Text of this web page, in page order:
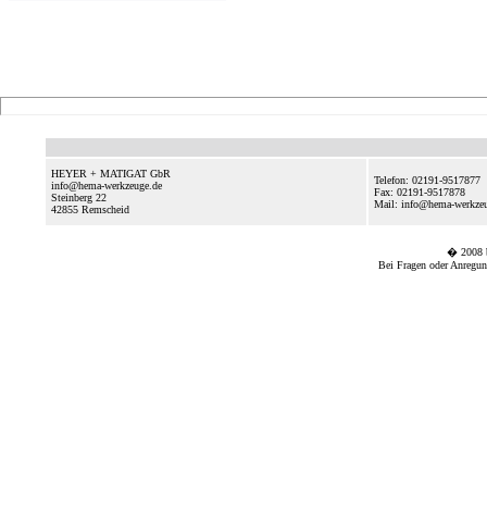
HEYER + MATIGAT GbR
info@hema-werkzeuge.de
Steinberg 22
42855 Remscheid
Telefon: 02191-9517877
Fax: 02191-9517878
Mail: info@hema-
� 2008
Bei Fragen oder